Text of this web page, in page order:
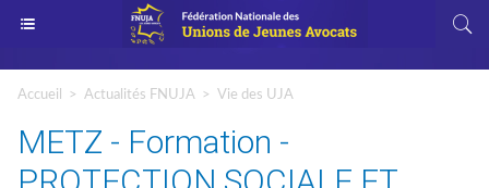
Accueil > Actualités FNUJA > Vie des UJA
METZ - Formation -